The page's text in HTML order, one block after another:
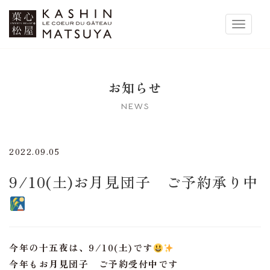
お知らせ
NEWS
2022.09.05
9/10(土)お月見団子 ご予約承り中
今年の十五夜は、9/10(土)です
今年もお月見団子 ご予約受付中です